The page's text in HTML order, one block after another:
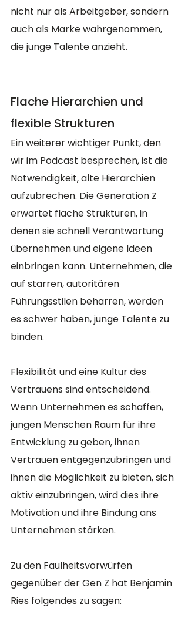
nicht nur als Arbeitgeber, sondern
auch als Marke wahrgenommen,
die junge Talente anzieht.
Flache Hierarchien und
flexible Strukturen
Ein weiterer wichtiger Punkt, den
wir im Podcast besprechen, ist die
Notwendigkeit, alte Hierarchien
aufzubrechen. Die Generation Z
erwartet flache Strukturen, in
denen sie schnell Verantwortung
übernehmen und eigene Ideen
einbringen kann. Unternehmen, die
auf starren, autoritären
Führungsstilen beharren, werden
es schwer haben, junge Talente zu
binden.
Flexibilität und eine Kultur des
Vertrauens sind entscheidend.
Wenn Unternehmen es schaffen,
jungen Menschen Raum für ihre
Entwicklung zu geben, ihnen
Vertrauen entgegenzubringen und
ihnen die Möglichkeit zu bieten, sich
aktiv einzubringen, wird dies ihre
Motivation und ihre Bindung ans
Unternehmen stärken.
Zu den Faulheitsvorwürfen
gegenüber der Gen Z hat Benjamin
Ries folgendes zu sagen: